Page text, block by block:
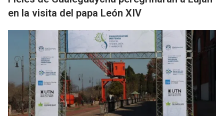
en la visita del papa León XIV